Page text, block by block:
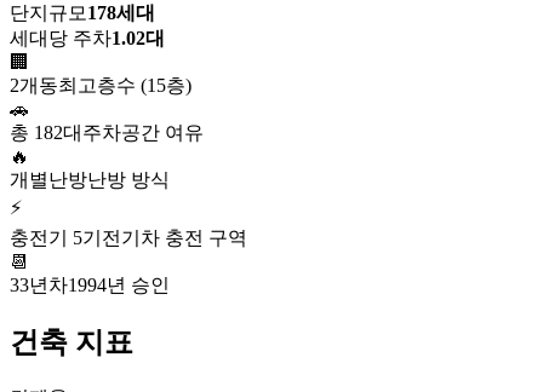
단지규모 178세대
세대당 주차1.02대
🏢
2개동최고층수 (15층)
🚗
총 182대 주차공간 여유
🔥
개별난방난방 방식
⚡
충전기 5기 전기차 충전 구역
📆
33년차1994년 승인
건축 지표